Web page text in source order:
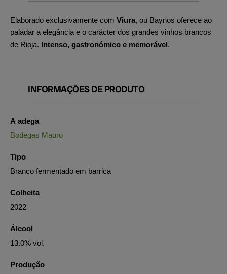
Elaborado exclusivamente com Viura, ou Baynos oferece ao
paladar a elegância e o carácter dos grandes vinhos brancos
de Rioja. Intenso, gastronómico e memorável.
INFORMAÇÕES DE PRODUTO
A adega
Bodegas Mauro
Tipo
Branco fermentado em barrica
Colheita
2022
Álcool
13.0% vol.
Produção